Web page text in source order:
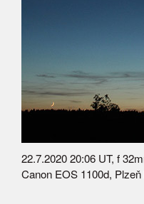
22.7.2020 20:06 UT, f
Canon EOS 1100d, Plzeň